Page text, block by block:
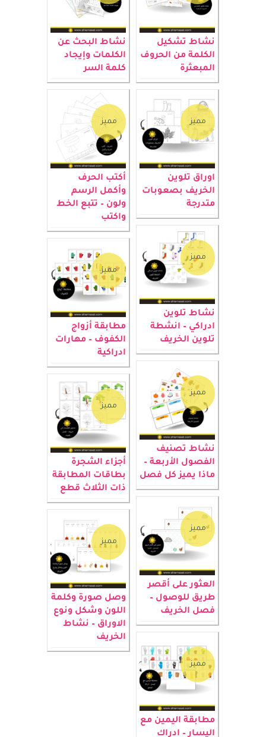
مميز
نشاط البحث عن
كلمة السر
مميز
نشاط تشكيل
المبعثرة
مميز
أكتب الحرف
وأكمل الرسم
واكتب
مميز
اوراق تلوين
متدرجة
مميز
نشاط تلوين
تلوين الخريف
مميز
مطابقة أزواج
ادراكية
مميز
نشاط تصنيف
ماذا يميز كل فصل
مميز
أجزاء الشجرة
ذات الثلاث قطع
مميز
العثور على أقصر
فصل الخريف
مميز
وصل صورة وكلمة
اللون وشكل ونوع
مميز